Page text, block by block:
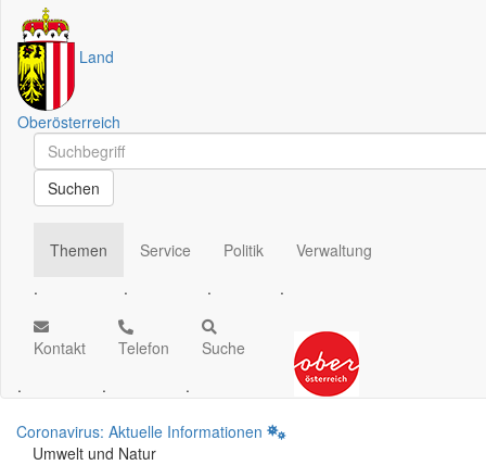
Land
Oberösterreich
Schnellsuche
Schnellsuche
Suchen
Themen
.
Service
.
Politik
.
Verwaltung
.
Kontakt
.
Telefon
.
Suche
.
Coronavirus: Aktuelle Informationen
Umwelt und Natur